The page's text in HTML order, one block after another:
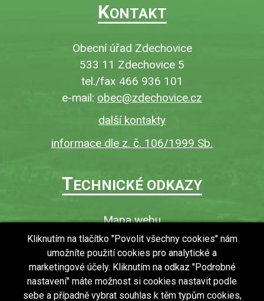
KONTAKT
Obecní úřad Zdechovice
533 11 Zdechovice 5
tel./fax 466 936 101
e-mail: obec@zdechovice.cz
další kontakty
informace dle z. č. 106/1999 Sb.
TECHNICKÉ ODKAZY
Mapa webu
O webu
Povinně zveřejňované informace
Ochrana osobních údajů (GDPR)
Vyhledávání
Kliknutím na tlačítko "Povolit všechny cookies" nám
umožníte použití cookies pro analytické a
marketingové účely. Kliknutím na odkaz "Podrobné
nastavení" máte možnost si cookies nastavit podle
sebe a případně vybrat souhlas k těm typům cookies,